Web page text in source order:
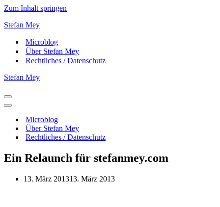
Zum Inhalt springen
Stefan Mey
Microblog
Über Stefan Mey
Rechtliches / Datenschutz
Stefan Mey
Navigationsmenü
Navigationsmenü
Microblog
Über Stefan Mey
Rechtliches / Datenschutz
Ein Relaunch für stefanmey.com
13. März 201313. März 2013